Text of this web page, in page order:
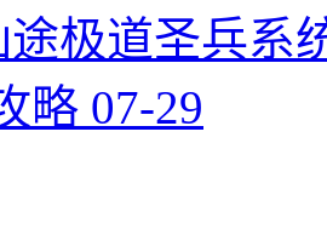
途极道圣兵系
略 07-29